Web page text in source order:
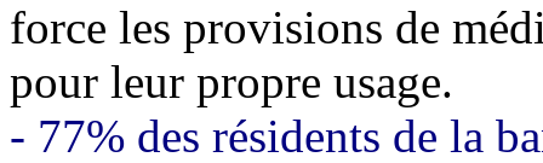
force les provisions de
pour leur propre usage.
- 77% des résidents de la